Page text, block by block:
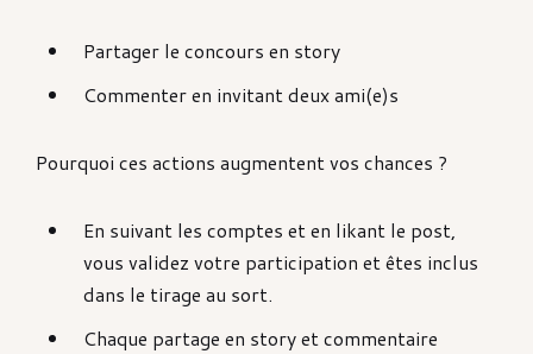
Partager le concours en story
Commenter en invitant deux ami(e)s
Pourquoi ces actions augmentent vos chances ?
En suivant les comptes et en likant le post,
vous validez votre participation et êtes inclus
dans le tirage au sort.
Chaque partage en story et commentaire